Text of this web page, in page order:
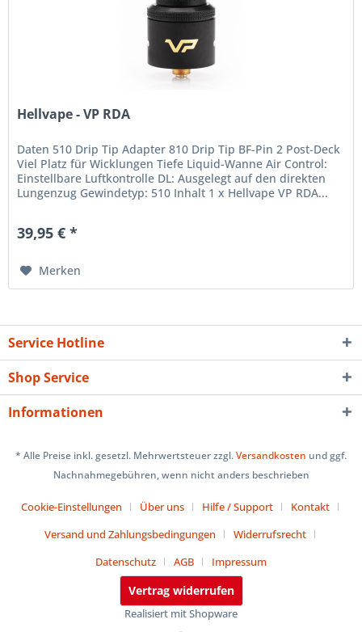
Hellvape - VP RDA
Daten 510 Drip Tip Adapter 810 Drip Tip BF-Pin 2 Post-Deck
Viel Platz für Wicklungen Tiefe Liquid-Wanne Air Control:
Einstellbare Luftkontrolle DL: Ausgelegt auf den direkten
Lungenzug Gewindetyp: 510 Inhalt 1 x Hellvape VP RDA...
39,95 € *
Merken
Service Hotline
Shop Service
Informationen
* Alle Preise inkl. gesetzl. Mehrwertsteuer zzgl.Versandkosten und ggf.
Nachnahmegebühren, wenn nicht anders beschrieben
Cookie-Einstellungen Über uns Hilfe / Support
Kontakt
Versand und Zahlungsbedingungen
Widerrufsrecht
Datenschutz
AGB Impressum
Vertrag widerrufen
Realisiert mit Shopware